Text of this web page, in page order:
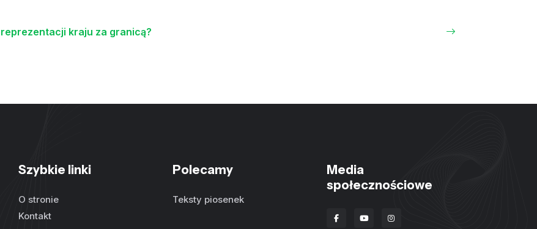
kraju za granicą?
Szybkie linki
O stronie
Kontakt
Polecamy
Teksty piosenek
Media
społecznościowe